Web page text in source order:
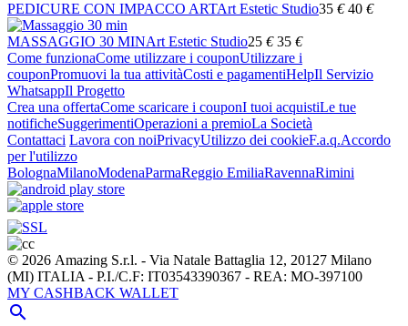
PEDICURE CON IMPACCO ARTArt Estetic Studio35 € 40 €
MASSAGGIO 30 MINArt Estetic Studio25 € 35 €
Come funzionaCome utilizzare i couponUtilizzare i
couponPromuovi la tua attivitàCosti e pagamentiHelpIl Servizio
WhatsappIl Progetto
Crea una offertaCome scaricare i couponI tuoi acquistiLe tue
notificheSuggerimentiOperazioni a premioLa Società
Contattaci Lavora con noiPrivacyUtilizzo dei cookieF.a.q.Accordo
per l'utilizzo
BolognaMilanoModenaParmaReggio EmiliaRavennaRimini
© 2026 Amazing S.r.l. - Via Natale Battaglia 12, 20127 Milano
(MI) ITALIA - P.I./C.F: IT03543390367 - REA: MO-397100
MY CASHBACK WALLET
